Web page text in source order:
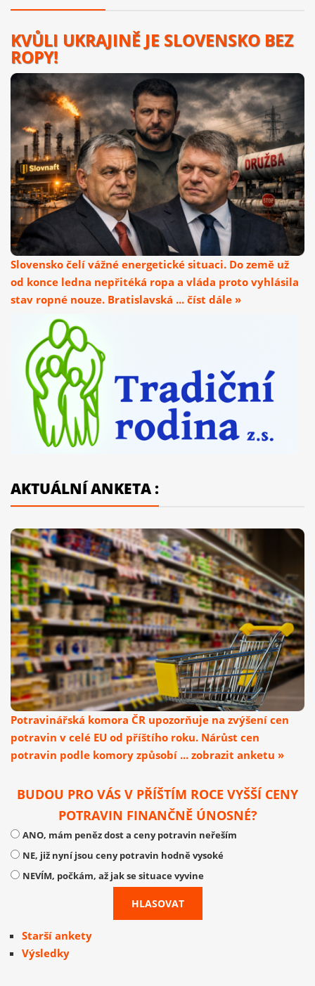
KVŮLI UKRAJINĚ JE SLOVENSKO BEZ
ROPY!
Slovensko čelí vážné energetické situaci. Do země už
od konce ledna nepřitéká ropa a vláda proto vyhlásila
stav ropné nouze. Bratislavská ... číst dále »
AKTUÁLNÍ ANKETA :
Potravinářská komora ČR upozorňuje na zvýšení cen
potravin v celé EU od příštího roku. Nárůst cen
potravin podle komory způsobí ... zobrazit anketu »
BUDOU PRO VÁS V PŘÍŠTÍM ROCE VYŠŠÍ CENY
POTRAVIN FINANČNĚ ÚNOSNÉ?
ANO, mám peněz dost a ceny potravin neřeším
NE, již nyní jsou ceny potravin hodně vysoké
NEVÍM, počkám, až jak se situace vyvine
Starší ankety
Výsledky